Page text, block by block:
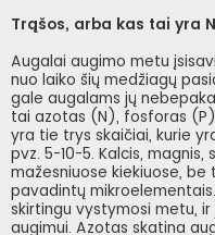
Trąšos, arba kas tai yra
Augalai augimo metu
nuo laiko šių medžiagų
gale augalams jų
tai azotas (N), fosforas
yra tie trys skaičiai, kurie
pvz. 5-10-5. Kalcis,
mažesniuose kiekiuose,
pavadintų
skirtingu vystymosi metu,
augimui. Azotas skatina